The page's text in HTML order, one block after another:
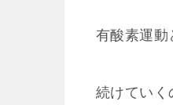
有酸素運動
続けていく